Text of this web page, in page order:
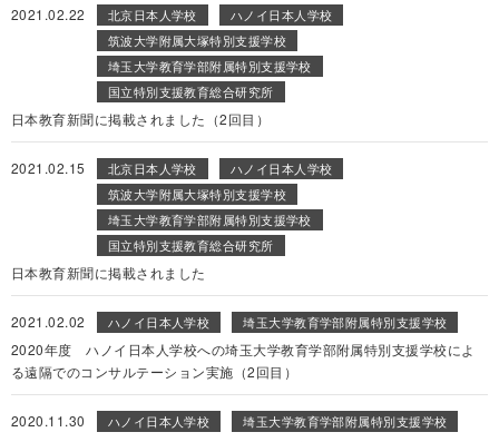
2021.02.22 北京日本人学校
ハノイ日本人学校
筑波大学附属大塚特別支援学校
埼玉大学教育学部附属特別支援学校
国立特別支援教育総合研究所
日本教育新聞に掲載されました（2回目）
2021.02.15 北京日本人学校
ハノイ日本人学校
筑波大学附属大塚特別支援学校
埼玉大学教育学部附属特別支援学校
国立特別支援教育総合研究所
日本教育新聞に掲載されました
2021.02.02 ハノイ日本人学校 埼玉大学教育学部附属特別支援学校
2020年度 ハノイ日本人学校への埼玉大学教育学部附属特別支援学校によ
る遠隔でのコンサルテーション実施（2回目）
2020.11.30 ハノイ日本人学校 埼玉大学教育学部附属特別支援学校